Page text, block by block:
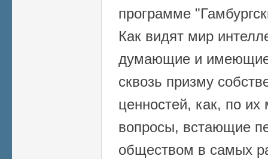
программе
Как видят мир
думающие и имеющие
сквозь призму
ценностей, как, по
вопросы, встающие
обществом в самых